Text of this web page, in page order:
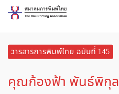
Skip
วารสารการพิมพ์ไทย ฉบับที่ 145
คุณก้องฟ้า พันธ์พิกุล